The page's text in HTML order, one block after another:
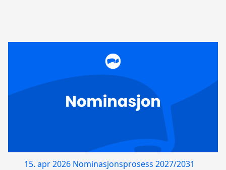
15. apr 2026 Nominasjonsprosess 2027/2031